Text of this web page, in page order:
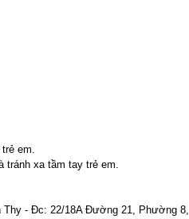
em.
tránh xa tầm tay trẻ em.
Thy - Đc: 22/18A Đường 21, Phường 8,